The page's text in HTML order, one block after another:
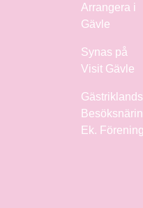
Arrangera i
Gävle
Synas på
Visit Gävle
Gästriklands
Ek. Förening